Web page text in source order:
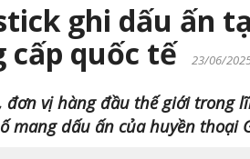
ghi dấu ấn
cấp quốc tế
23/06/
đơn vị hàng đầu thế giới trong
mang dấu ấn của huyền thoại